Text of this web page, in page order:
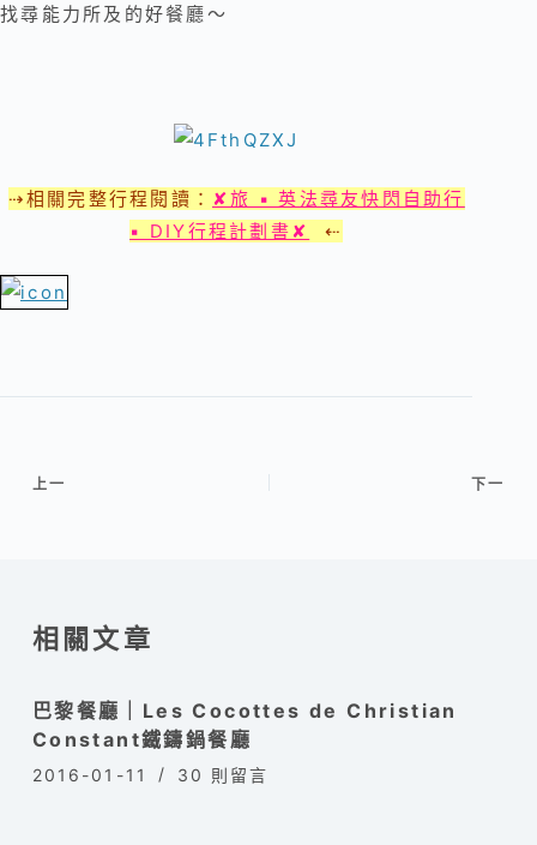
找尋能力所及的好餐廳～
⇢相關完整行程閱讀： ✘旅 ▪ 英法尋友快閃自助行
▪ DIY行程計劃書✘
⇠
上一 下一
相關文章
巴黎餐廳｜Les Cocottes de Christian
Constant鐵鑄鍋餐廳
2016-01-11 30 則留言